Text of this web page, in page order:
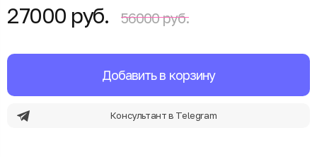
27000 руб. 56000 руб.
Добавить в корзину
Консультант в Telegram